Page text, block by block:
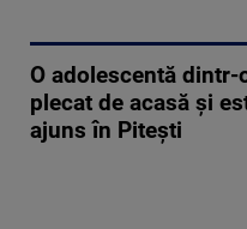
O adolescentă
plecat de acasă și
ajuns în Pitești